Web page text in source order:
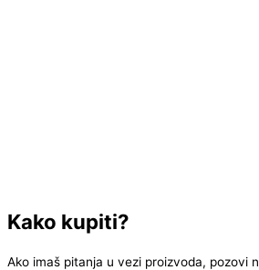
Kako kupiti?
Ako imaš pitanja u vezi proizvoda, pozovi